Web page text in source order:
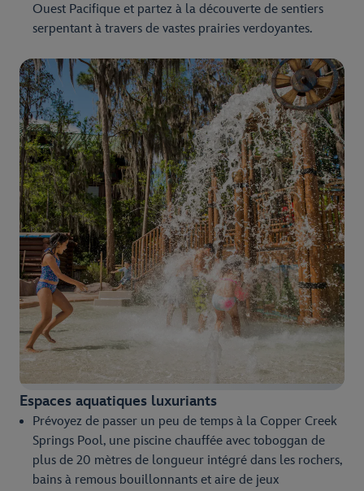
Ouest Pacifique et partez à la découverte de sentiers
serpentant à travers de vastes prairies verdoyantes.
Espaces aquatiques luxuriants
Prévoyez de passer un peu de temps à la Copper Creek
Springs Pool, une piscine chauffée avec toboggan de
plus de 20 mètres de longueur intégré dans les rochers,
bains à remous bouillonnants et aire de jeux